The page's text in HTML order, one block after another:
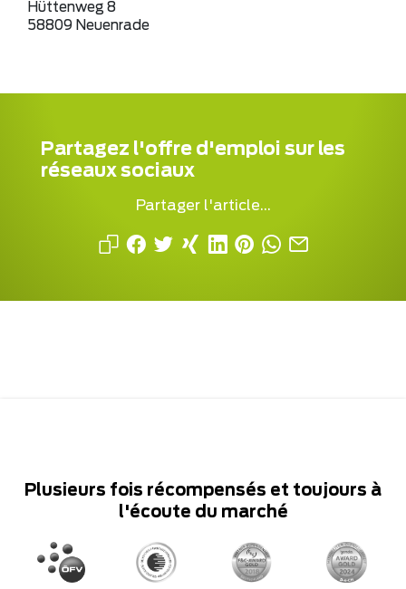
Hüttenweg 8
58809 Neuenrade
Partagez l'offre d'emploi sur les
réseaux sociaux
Partager l'article...
Plusieurs fois récompensés et toujours à
l'écoute du marché